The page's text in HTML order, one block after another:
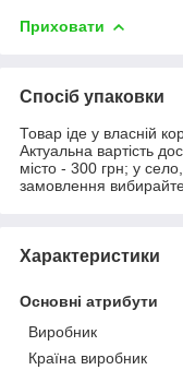
Приховати
Спосіб упаковки
Товар іде у власній
Актуальна вартість
місто - 300 грн; у
замовлення
Характеристики
Основні атрибути
Виробник
Країна виробник